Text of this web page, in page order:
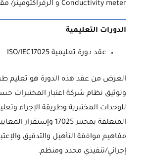
Conductivity meter و الرفراكتوميتر/ مقياس الانكسار.
الدورات التعليمية
عقد دورة تعليمية ISO/IEC17025
الغرض من عقد هذه الدورة هو تعليم
وتوثيق نظام شركة اعتبار المختبرات
للوحدات المختبرية وطريقة الإجراء
المتعلقة بمختبر 17025
مفاهيم موافقة التأهيل والتدقيق
إجرائي/تنفيذي محدد ومنظم.